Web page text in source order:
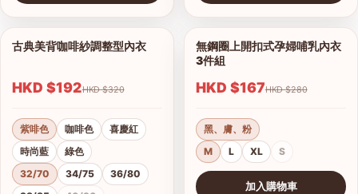
1/19
查看圖片
古典美背咖啡紗調整型內衣
HKD $192 HKD $320
紫啡色 咖啡色
喜慶紅
時尚藍
綠色
32/70
34/75
36/80
1/3
查看圖片
無鋼圈上開扣式孕婦哺乳內衣
3件組
HKD $167 HKD $280
黑、膚、粉
M
L XL S
加入購物車